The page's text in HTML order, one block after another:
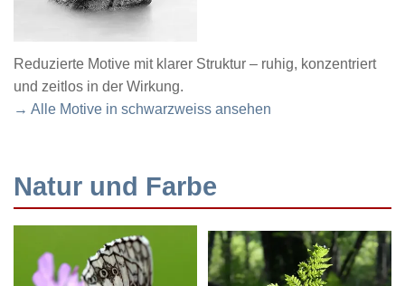
Reduzierte Motive mit klarer Struktur – ruhig, konzentriert
und zeitlos in der Wirkung.
→ Alle Motive in schwarzweiss ansehen
Natur und Farbe